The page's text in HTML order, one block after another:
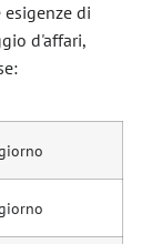
di
d'affari,